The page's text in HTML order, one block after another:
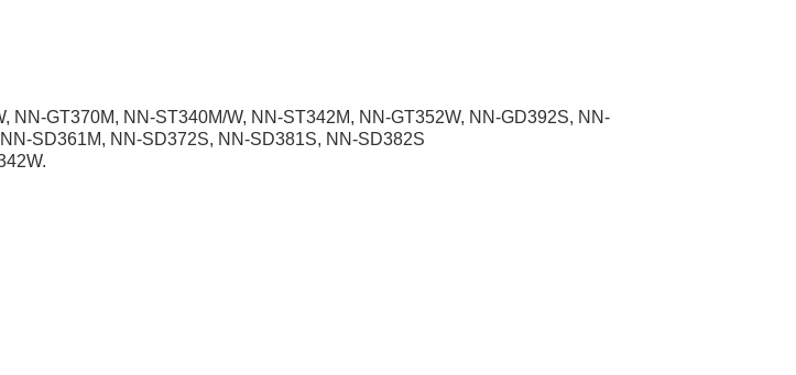
NN-GT370M, NN-ST340M/W, NN-ST342M, NN-GT352W, NN-GD392S, NN-
SD361M, NN-SD372S, NN-SD381S, NN-SD382S